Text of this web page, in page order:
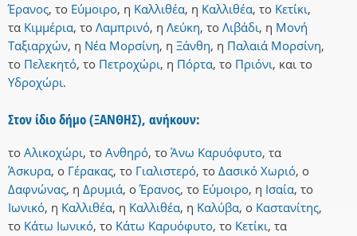
Έρανος, το Εύμοιρο, η Καλλιθέα, η Καλλιθέα, το Κετίκι,
τα Κιμμέρια, το Λαμπρινό, η Λεύκη, το Λιβάδι, η Μονή
Ταξιαρχών, η Νέα Μορσίνη, η Ξάνθη, η Παλαιά Μορσίνη,
το Πελεκητό, το Πετροχώρι, η Πόρτα, το Πριόνι, και το
Υδροχώρι.
Στον ίδιο δήμο (ΞΑΝΘΗΣ), ανήκουν:
το Αλικοχώρι, το Ανθηρό, το Άνω Καρυόφυτο, τα
Άσκυρα, ο Γέρακας, το Γιαλιστερό, το Δασικό Χωριό, ο
Δαφνώνας, η Δρυμιά, ο Έρανος, το Εύμοιρο, η Ισαία, το
Ιωνικό, η Καλλιθέα, η Καλλιθέα, η Καλύβα, ο Καστανίτης,
το Κάτω Ιωνικό, το Κάτω Καρυόφυτο, το Κετίκι, τα